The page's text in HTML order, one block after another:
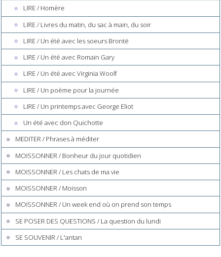
LIRE / Homère
LIRE / Livres du matin, du sac à main, du soir
LIRE / Un été avec les soeurs Brontë
LIRE / Un été avec Romain Gary
LIRE / Un été avec Virginia Woolf
LIRE / Un poème pour la journée
LIRE / Un printemps avec George Eliot
Un été avec don Quichotte
MEDITER / Phrases à méditer
MOISSONNER / Bonheur du jour quotidien
MOISSONNER / Les chats de ma vie
MOISSONNER / Moisson
MOISSONNER / Un week end où on prend son temps
SE POSER DES QUESTIONS / La question du lundi
SE SOUVENIR / L'antan